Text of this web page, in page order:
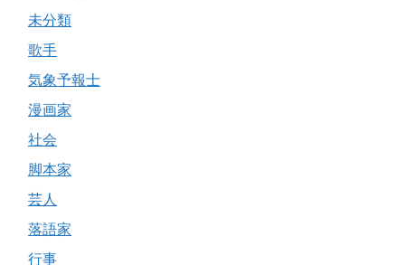
未分類
歌手
気象予報士
漫画家
社会
脚本家
芸人
落語家
行事